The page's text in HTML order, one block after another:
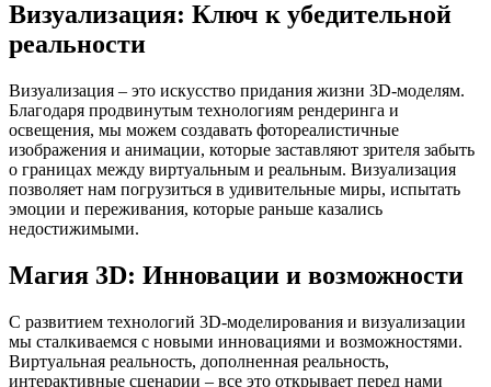
Визуализация: Ключ к убедительной
реальности
Визуализация – это искусство придания жизни 3D-моделям.
Благодаря продвинутым технологиям рендеринга и
освещения, мы можем создавать фотореалистичные
изображения и анимации, которые заставляют зрителя забыть
о границах между виртуальным и реальным. Визуализация
позволяет нам погрузиться в удивительные миры, испытать
эмоции и переживания, которые раньше казались
недостижимыми.
Магия 3D: Инновации и возможности
С развитием технологий 3D-моделирования и визуализации
мы сталкиваемся с новыми инновациями и возможностями.
Виртуальная реальность, дополненная реальность,
интерактивные сценарии – все это открывает перед нами